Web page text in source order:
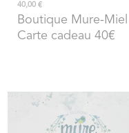
40,00 €
Boutique Mure-Miel
Carte cadeau 40€